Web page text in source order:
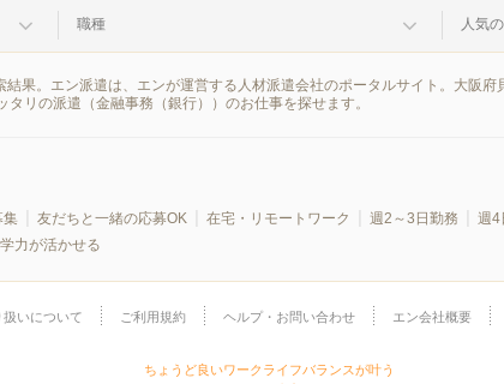
職種 人気
果。エン派遣は、エンが運営する人材派遣会社のポータルサイト。大阪
リの派遣（金融事務（銀行））のお仕事を探せます。
集 友だちと一緒の応募OK 在宅・リモートワーク 週2～3日勤務 週4
力が活かせる
いについて ご利用規約 ヘルプ・お問い合わせ エン会社概要
ちょうど良いワークライフバランスが叶う